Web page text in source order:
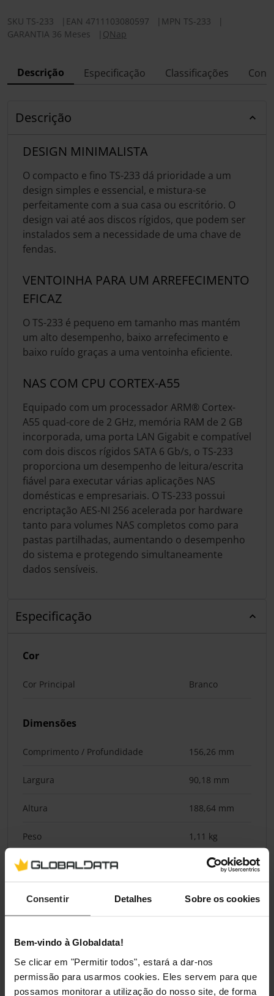
Consentir Detalhes Sobre os cookies
Bem-vindo à Globaldata!
Se clicar em "Permitir todos", estará a dar-nos
permissão para usarmos cookies. Eles servem para que
possamos monitorar a utilização do nosso site, de forma
SKU TS-233 EAN 4711103080597 MPN TS-233
GARANTIA 36 Meses
QNap
Descrição Especificação Classificações
Descrição
DESIGN MINIMALISTA
O compacto e fino TS-233 dá prioridade a um
design simples e essencial, e mistura-se
perfeitamente com a sua casa ou escritório. O
design vai até aos discos rígidos, que podem ser
instalados sem a necessidade de uma chave de
fendas.
VENTOINHA PARA UM ARREFECIMENTO
EFICAZ
O TS-233 é pequeno em tamanho mas mantém
um alto desempenho, baixo arrefecimento e
baixo ruído graças a uma ventoinha eficiente.
NAS COM CPU CORTEX-A55
Equipado com um processador ARM® Cortex-
A55 quad-core de 2 GHz, memória RAM de 2 GB
incorporada, uma porta LAN Gigabit e compatível
com dois discos rígidos SATA 6 Gb/s, o TS-233
proporciona um desempenho de leitura/escrita
fiável para executar várias aplicações NAS
domésticas e empresariais. O TS-233 possui
encriptação AES-NI 256 acelerada por hardware
tanto para volumes NAS completos como para
pastas partilhadas, aumentando o desempenho
do sistema e protegendo simultaneamente
dados sensíveis.
Especificação
Cor
Cor Principal Branco
Dimensões
Comprimento / Profundidade 156,26 mm
Largura 90,18 mm
Altura 188,64 mm
Peso 1,11 kg